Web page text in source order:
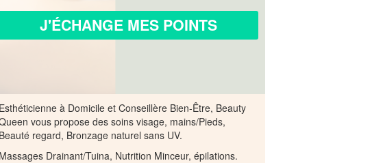
J'ÉCHANGE MES POINTS
Esthéticienne à Domicile et Conseillère Bien-Être, Beauty
vous propose des soins visage, mains/Pieds,
Beauté regard, Bronzage naturel sans UV.
Massages Drainant/Tuina, Nutrition Minceur, épilations.